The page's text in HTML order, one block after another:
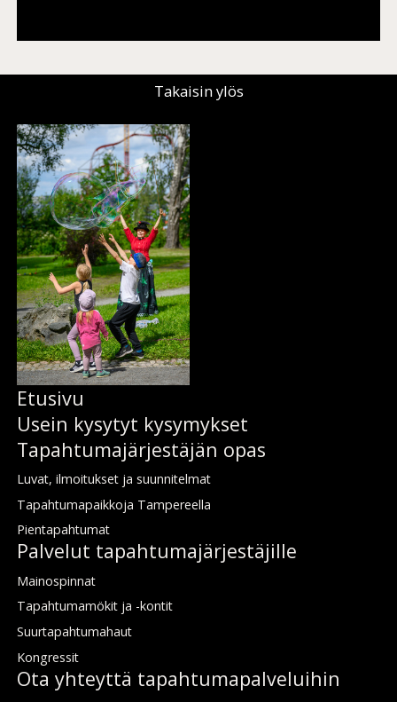
Takaisin ylös
Etusi­vu
Usein ky­sy­tyt ky­sy­myk­set
Ta­pah­tu­ma­jär­jes­tä­jän­ opas
Lu­vat, il­moi­tuk­set ja suun­ni­tel­mat
Ta­pah­tu­ma­paik­ko­ja Tam­pe­reel­la
Pien­ta­pah­tu­mat
Pal­ve­lut ta­pah­tu­ma­jär­jes­tä­jil­le
Mai­nos­pin­nat
Ta­pah­tu­ma­mö­kit ja -kon­tit
Suur­ta­pah­tu­ma­haut
Kongres­sit
Ota yh­teyt­tä ta­pah­tu­ma­pal­ve­lui­hin